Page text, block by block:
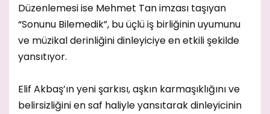
Düzenlemesi ise Mehmet Tan imzası taşıyan
“Sonunu Bilemedik”, bu üçlü iş birliğinin uyumunu
ve müzikal derinliğini dinleyiciye en etkili şekilde
yansıtıyor.
Elif Akbaş’ın yeni şarkısı, aşkın karmaşıklığını ve
belirsizliğini en saf haliyle yansıtarak dinleyicinin